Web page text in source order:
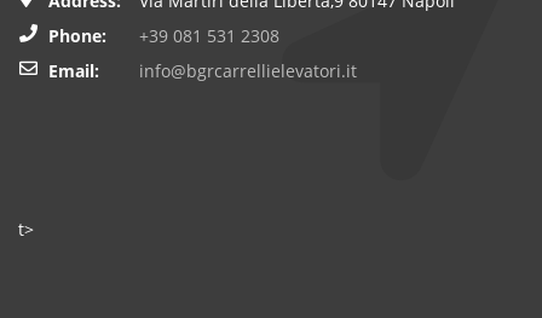
Phone:
+39 081 531 2308
Email:
info@bgrcarrellielevatori.it
t>